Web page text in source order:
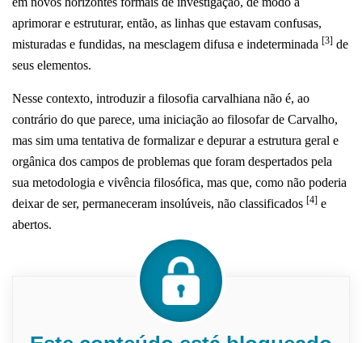
aprimorar e estruturar, então, as linhas que estavam confusas,
misturadas e fundidas, na mesclagem difusa e indeterminada [3] de
seus elementos.
Nesse contexto, introduzir a filosofia carvalhiana não é, ao
contrário do que parece, uma iniciação ao filosofar de Carvalho,
mas sim uma tentativa de formalizar e depurar a estrutura geral e
orgânica dos campos de problemas que foram despertados pela
sua metodologia e vivência filosófica, mas que, como não poderia
deixar de ser, permaneceram insolúveis, não classificados [4] e
abertos.